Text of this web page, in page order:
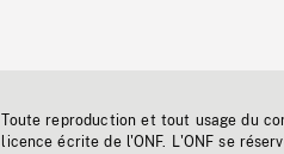
Toute reproduction et tout usage du
licence écrite de l'ONF. L'ONF se